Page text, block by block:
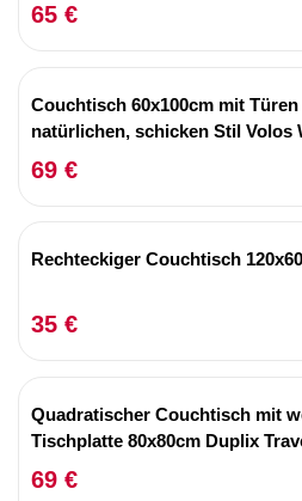
65 €
Couchtisch 60x100cm mit
natürlichen, schicken Stil Volos
69 €
Rechteckiger Couchtisch
35 €
Quadratischer Couchtisch mit
Tischplatte 80x80cm Duplix
69 €